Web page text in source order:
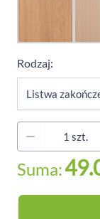
Rodzaj:
Suma: